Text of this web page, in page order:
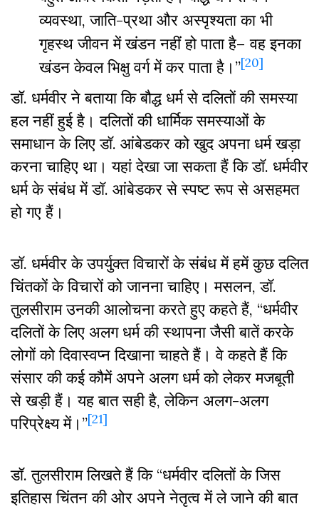
व्यवस्था, जाति-प्रथा और अस्पृश्यता का भी
गृहस्थ जीवन में खंडन नहीं हो पाता है– वह इनका
खंडन केवल भिक्षु वर्ग में कर पाता है।”[20]
डॉ. धर्मवीर ने बताया कि बौद्ध धर्म से दलितों की समस्या
हल नहीं हुई है। दलितों की धार्मिक समस्याओं के
समाधान के लिए डॉ. आंबेडकर को खुद अपना धर्म खड़ा
करना चाहिए था। यहां देखा जा सकता हैं कि डॉ. धर्मवीर
धर्म के संबंध में डॉ. आंबेडकर से स्पष्ट रूप से असहमत
हो गए हैं।
डॉ. धर्मवीर के उपर्युक्त विचारों के संबंध में हमें कुछ दलित
चिंतकों के विचारों को जानना चाहिए। मसलन, डॉ.
तुलसीराम उनकी आलोचना करते हुए कहते हैं, “धर्मवीर
दलितों के लिए अलग धर्म की स्थापना जैसी बातें करके
लोगों को दिवास्वप्न दिखाना चाहते हैं। वे कहते हैं कि
संसार की कई कौमें अपने अलग धर्म को लेकर मजबूती
से खड़ी हैं। यह बात सही है, लेकिन अलग-अलग
परिप्रेक्ष्य में।”[21]
डॉ. तुलसीराम लिखते हैं कि “धर्मवीर दलितों के जिस
इतिहास चिंतन की ओर अपने नेतृत्व में ले जाने की बात